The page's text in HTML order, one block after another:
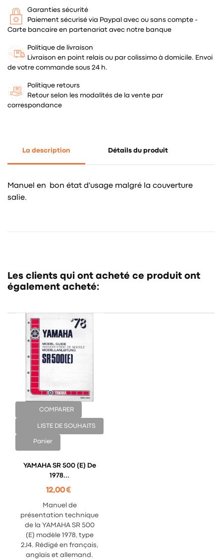
Garanties sécurité
Paiement sécurisé via Paypal avec ou sans compte -
Carte bancaire en partenariat avec notre banque
Politique de livraison
Livraison en point relais ou par colissimo à domicile. Envoi
de votre commande sous 24 h.
Politique retours
Retour selon les modalités de la vente par
correspondance
La description Détails du produit
Manuel en bon état d'usage malgré la couverture
salie.
Les clients qui ont acheté ce produit ont
également acheté:
COMPARER
LISTE DE SOUHAITS
Panier
YAMAHA SR 500 (E) De
1978...
12,00 €
Manuel de
présentation technique
de la YAMAHA SR 500
(E) modèle 1978, type
2J4. Rédigé en français,
anglais et allemand.